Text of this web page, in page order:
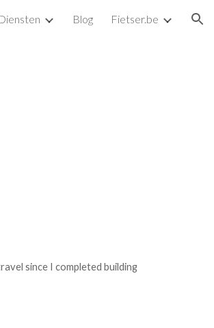
Blog Fietser.be
since I completed building